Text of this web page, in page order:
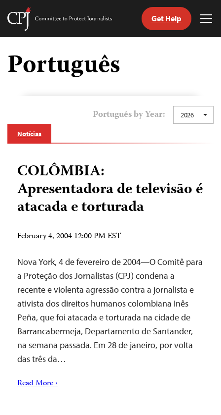
Skip
content
Committee
Get Help
Português
Português by Year: 2026
Notícias
COLÔMBIA:
Apresentadora de televisão é
atacada e torturada
February 4, 2004 12:00 PM EST
Nova York, 4 de fevereiro de 2004—O Comitê para
a Proteção dos Jornalistas (CPJ) condena a
recente e violenta agressão contra a jornalista e
ativista dos direitos humanos colombiana Inês
Peña, que foi atacada e torturada na cidade de
Barrancabermeja, Departamento de Santander,
na semana passada. Em 28 de janeiro, por volta
das três da…
Read More ›